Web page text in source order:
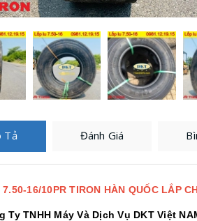
Tả Đánh Giá
7.50-16/10PR TIRON HÀN QUỐC LẮP
Ty TNHH Máy Và Dịch Vụ DKT Việt